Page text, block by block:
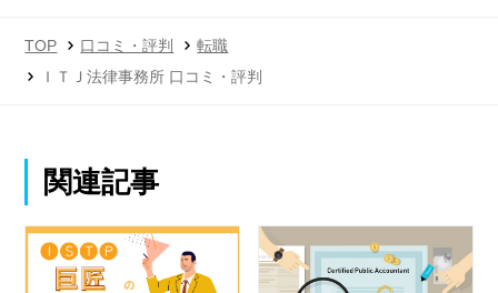
TOP 口コミ・評判
転職
ＩＴＪ法律事務所 口コミ・評判
関連記事